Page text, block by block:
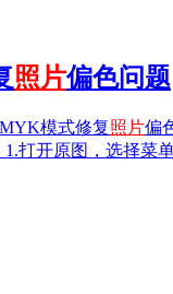
照片偏色问题
模式修复照片偏
打开原图，选择